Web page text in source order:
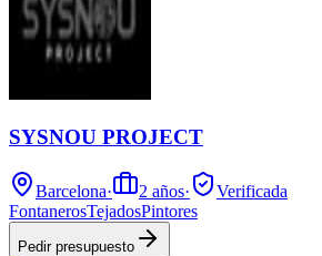
SYSNOU PROJECT
Barcelona· 2 años·
Verificada
FontanerosTejadosPintores
Pedir presupuesto